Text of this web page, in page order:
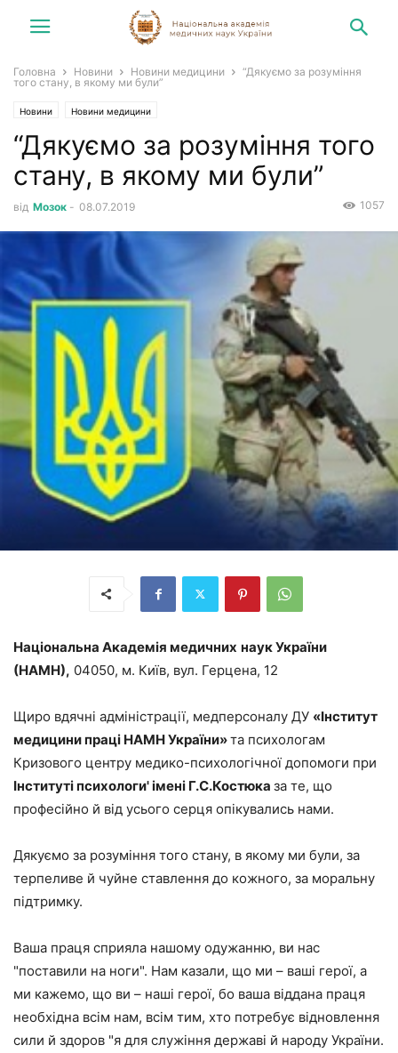
Головна Новини Новини медицини
“Дякуємо за розуміння
того стану, в якому ми були”
Новини Новини медицини
“Дякуємо за розуміння того
стану, в якому ми були”
від Мозок - 08.07.2019 1057
Національна Академія медичних наук України
(НАМН), 04050, м. Київ, вул. Герцена, 12
Щиро вдячні адміністрації, медперсоналу ДУ «Інститут
медицинипраці НАМН України»та психологам
Кризового центру медико-психологічної допомоги при
Інституті психологи' імені Г.С.Костюка за те, що
професійно й від усього серця опікувались нами.
Дякуємо за розуміння того стану, в якому ми були, за
терпеливе й чуйне ставлення до кожного, за моральну
підтримку.
Ваша праця сприяла нашому одужанню, ви нас
"поставили на ноги". Нам казали, що ми – ваші герої, а
ми кажемо, що ви – наші герої, бо ваша віддана праця
необхідна всім нам, всім тим, хто потребує відновлення
сили й здоров "я для служіння державі й народу України.